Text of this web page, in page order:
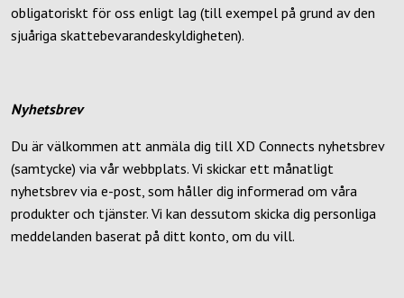
obligatoriskt för oss enligt lag (till exempel på grund av den
sjuåriga skattebevarandeskyldigheten).
Nyhetsbrev
Du är välkommen att anmäla dig till XD Connects nyhetsbrev
(samtycke) via vår webbplats. Vi skickar ett månatligt
nyhetsbrev via e-post, som håller dig informerad om våra
produkter och tjänster. Vi kan dessutom skicka dig personliga
meddelanden baserat på ditt konto, om du vill.